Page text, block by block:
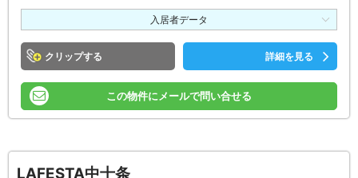
入居者データ
クリップ 詳細を見る
この物件にメールで問い合せる
LAFESTA中十条